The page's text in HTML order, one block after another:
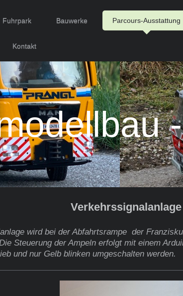
Fuhrpark Bauwerke Parcours-Ausstattung
Kontakt
Verkehrssignalanlage
wird bei der Abfahrtsrampe der
Steuerung der Ampeln erfolgt mit einem
und nur Gelb blinken umgeschalten werden.